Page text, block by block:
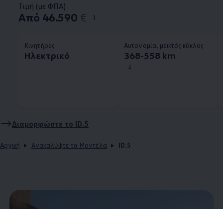
Τιμή (με ΦΠΑ)
Από 46.590 € 1
Κινητήρες
Ηλεκτρικό
Αυτονομία, μεικτός κύκλος
368-558 km
2
Διαμορφώστε το ID.5
Αρχική Ανακαλύψτε τα Μοντέλα ID.5